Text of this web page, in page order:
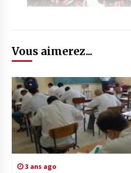
Vous aimerez...
3 ans ago